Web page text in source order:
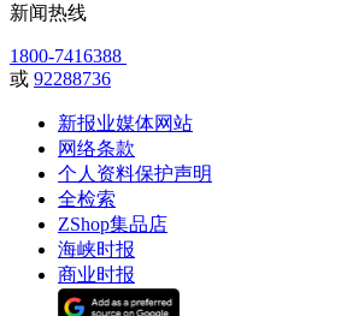
新闻热线
1800-7416388
或 92288736
新报业媒体网站
网络条款
个人资料保护声明
全检索
ZShop集品店
海峡时报
商业时报